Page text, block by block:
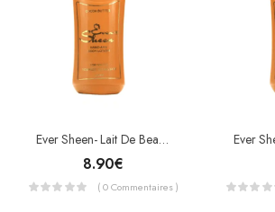
Ever Sheen- Lait De Beauté Au Beurre De Cacao – Cocoa Butter Lotion 750 ML
8.90€
( 0 Commentaires )